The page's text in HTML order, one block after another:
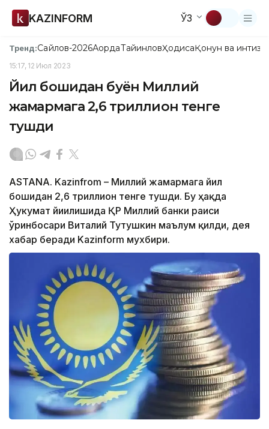
KAZINFORM ЎЗ
Тренд:Сайлов-2026АқордаТайинловҲодисаҚонун ва
15:17, 12 Июл 2023
Йил бошидан буён Миллий
жамғармага 2,6 триллион тенге
тушди
ASTANA. Kazinfrom – Миллий жамғармага йил
бошидан 2,6 триллион тенге тушди. Бу ҳақда
Ҳукумат йиғилишида ҚР Миллий банки раиси
ўринбосари Виталий Тутушкин маълум қилди, дея
хабар беради Kazinform мухбири.